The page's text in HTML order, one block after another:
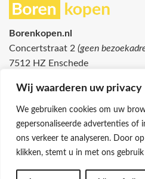
Wij waarderen uw privacy
We gebruiken cookies om uw
gepersonaliseerde advertenties of
ons verkeer te analyseren. Door
klikken, stemt u in met ons
Borenkopen.nl
Concertstraat 2 (geen
7512 HZ Enschede